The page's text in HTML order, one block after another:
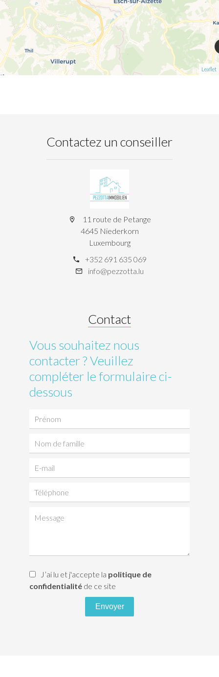
Leaflet
Contactez un conseiller
11 route de Petange
4645 Niederkorn
Luxembourg
+352 691 635 069
info@pezzotta.lu
Vous souhaitez nous
contacter ? Veuillez
compléter le formulaire ci-
dessous
Contact
J’ai lu et j'accepte la politique de
confidentialité de ce site
Envoyer